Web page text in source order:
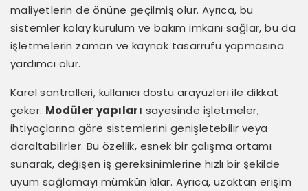
maliyetlerin de önüne geçilmiş olur. Ayrıca, bu
sistemler kolay kurulum ve bakım imkanı sağlar, bu da
işletmelerin zaman ve kaynak tasarrufu yapmasına
yardımcı olur.
Karel santralleri, kullanıcı dostu arayüzleri ile dikkat
çeker. Modüler yapıları sayesinde işletmeler,
ihtiyaçlarına göre sistemlerini genişletebilir veya
daraltabilirler. Bu özellik, esnek bir çalışma ortamı
sunarak, değişen iş gereksinimlerine hızlı bir şekilde
uyum sağlamayı mümkün kılar. Ayrıca, uzaktan erişim